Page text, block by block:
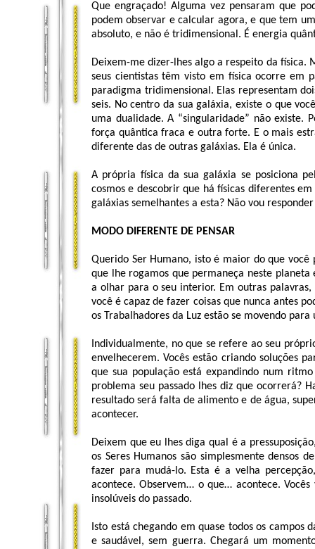
Que engraçado! Alguma vez pensaram que
podem observar e calcular agora, e que tem
absoluto, e não é tridimensional. É energia
Deixem-me dizer-lhes algo a respeito da física.
seus cientistas têm visto em física ocorre em
paradigma tridimensional. Elas representam
seis. No centro da sua galáxia, existe o que
uma dualidade. A “singularidade” não existe.
força quântica fraca e outra forte. E o mais
diferente das de outras galáxias. Ela é única.
A própria física da sua galáxia se posiciona
cosmos e descobrir que há físicas diferentes
galáxias semelhantes a esta? Não vou
MODO DIFERENTE DE PENSAR
Querido Ser Humano, isto é maior do que
que lhe rogamos que permaneça neste
a olhar para o seu interior. Em outras
você é capaz de fazer coisas que nunca antes
os Trabalhadores da Luz estão se movendo
Individualmente, no que se refere ao seu
envelhecerem. Vocês estão criando soluções
que sua população está expandindo num
problema seu passado lhes diz que ocorrerá?
resultado será falta de alimento e de água,
acontecer.
Deixem que eu lhes diga qual é a
os Seres Humanos são simplesmente densos
fazer para mudá-lo. Esta é a velha
acontece. Observem… o que… acontece.
insolúveis do passado.
Isto está chegando em quase todos os
e saudável, sem guerra. Chegará um